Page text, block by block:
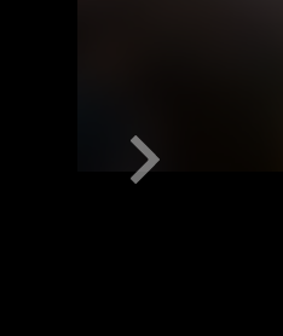
Werk